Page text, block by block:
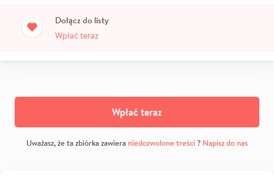
Dołącz do listy
Wpłać teraz
Wpłać teraz
Uważasz, że ta zbiórka zawiera niedozwolone treści? Napisz do nas